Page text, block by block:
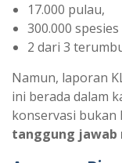
17.000 pulau,
300.000
2 dari 3
Namun, laporan
ini berada dalam
konservasi bukan
tanggung jawab